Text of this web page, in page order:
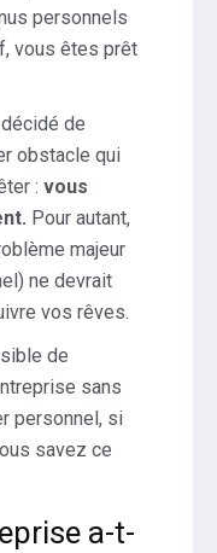
personnels
vous êtes prêt
de
obstacle qui
: vous
Pour autant,
majeur
ne devrait
vos rêves.
de
sans
personnel, si
savez ce
a-t-